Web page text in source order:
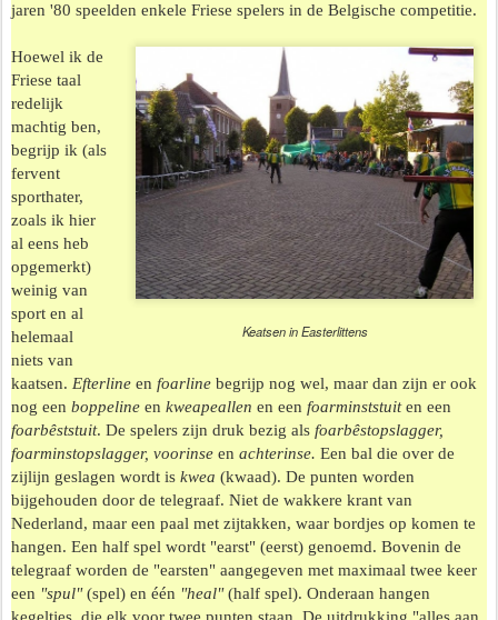
jaren '80 speelden enkele Friese spelers in de Belgische competitie.
Keatsen in Easterlittens
Hoewel ik de
Friese taal
redelijk
machtig ben,
begrijp ik (als
fervent
sporthater,
zoals ik hier
al eens heb
opgemerkt)
weinig van
sport en al
helemaal
niets van
kaatsen. Efterline en foarline begrijp nog wel, maar dan zijn er ook
nog een boppeline en kweapeallen en een foarminststuiten een
foarbêststuit. De spelers zijn druk bezig als foarbêstopslagger,
foarminstopslagger, voorinse en achterinse. Een bal die over de
zijlijn geslagen wordt is kwea (kwaad). De punten worden
bijgehouden door de telegraaf. Niet de wakkere krant van
Nederland, maar een paal met zijtakken, waar bordjes op komen te
hangen. Een half spel wordt "earst" (eerst) genoemd. Bovenin de
telegraaf worden de "earsten" aangegeven met maximaal twee keer
een "spul"(spel) en één "heal"(half spel). Onderaan hangen